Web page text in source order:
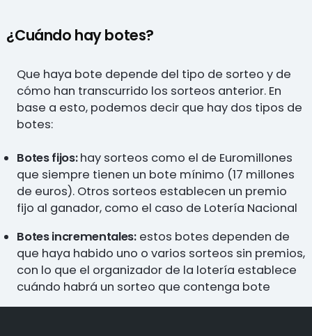
¿Cuándo hay botes?
Que haya bote depende del tipo de sorteo y de
cómo han transcurrido los sorteos anterior. En
base a esto, podemos decir que hay dos tipos de
botes:
Botes fijos:hay sorteos como el de Euromillones
que siempre tienen un bote mínimo (17 millones
de euros). Otros sorteos establecen un premio
fijo al ganador, como el caso de Lotería Nacional
Botes incrementales:estos botes dependen de
que haya habido uno o varios sorteos sin premios,
con lo que el organizador de la lotería establece
cuándo habrá un sorteo que contenga bote